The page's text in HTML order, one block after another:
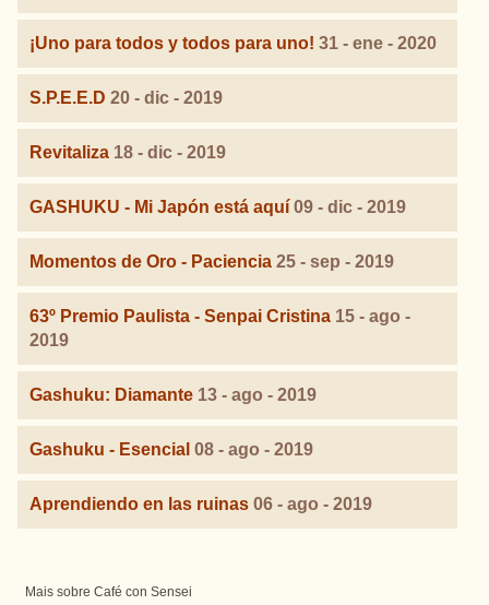
¡Uno para todos y todos para uno! 31 - ene - 2020
S.P.E.E.D 20 - dic - 2019
Revitaliza 18 - dic - 2019
GASHUKU - Mi Japón está aquí 09 - dic - 2019
Momentos de Oro - Paciencia 25 - sep - 2019
63º Premio Paulista - Senpai Cristina 15 - ago -
2019
Gashuku: Diamante 13 - ago - 2019
Gashuku - Esencial 08 - ago - 2019
Aprendiendo en las ruinas 06 - ago - 2019
Mais sobre Café con Sensei